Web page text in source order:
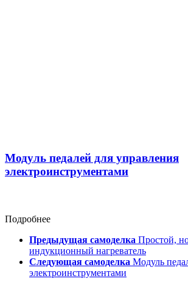
Модуль педалей для управления
электроинструментами
Подробнее
Предыдущая самоделка Простой,
индукционный нагреватель
Следующая самоделка Модуль
электроинструментами